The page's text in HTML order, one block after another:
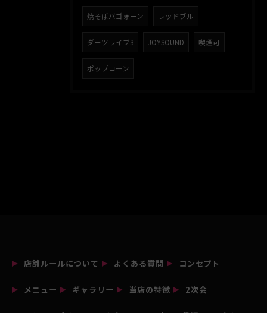
焼そばバゴォーン レッドブル
ダーツライブ3 JOYSOUND 喫煙可
ポップコーン
店舗ルールについて よくある質問 コンセプト
メニュー ギャラリー 当店の特徴 2次会